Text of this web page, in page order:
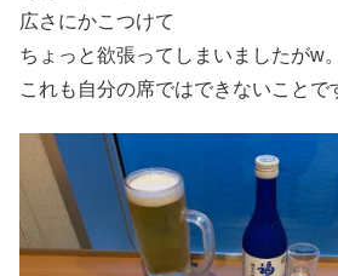
広さにかこつけて
ちょっと欲張ってしまいましたがw。
これも自分の席ではできないことで